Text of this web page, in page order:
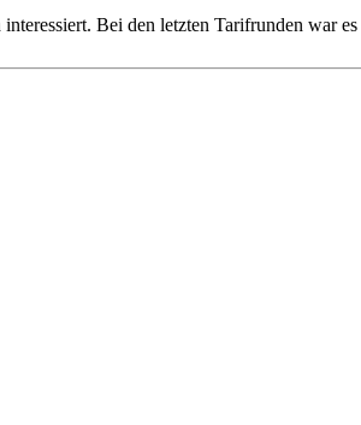
Bei den letzten Tarifrunden war